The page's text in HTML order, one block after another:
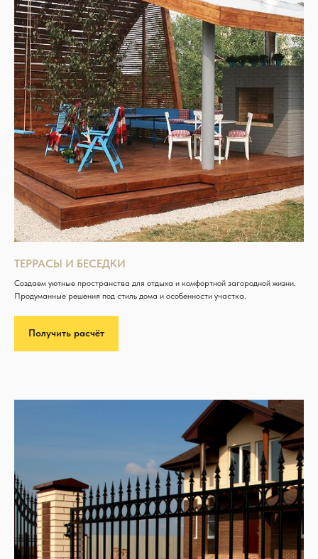
ТЕРРАСЫ И БЕСЕДКИ
Создаем уютные пространства для отдыха и комфортной загородной жизни.
Продуманные решения под стиль дома и особенности участка.
Получить расчёт